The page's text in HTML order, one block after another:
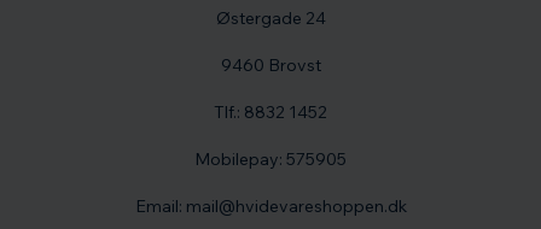
Østergade 24
9460 Brovst
Tlf.: 8832 1452
Mobilepay: 575905
Email: mail@hvidevareshoppen.dk